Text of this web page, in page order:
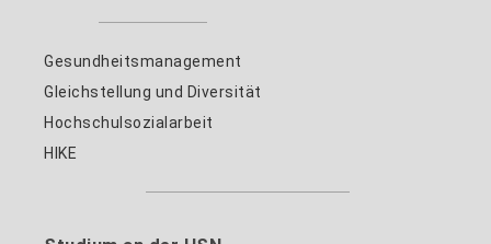
Gesundheitsmanagement
Gleichstellung und Diversität
Hochschulsozialarbeit
HIKE